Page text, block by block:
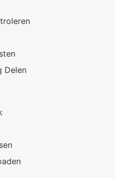
Delen